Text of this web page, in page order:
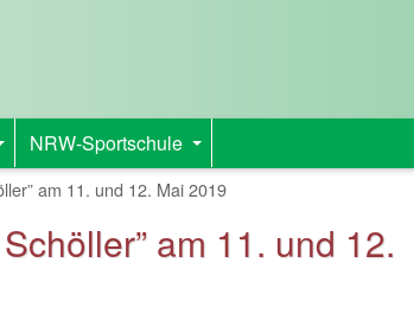
+ +
NRW-Sportschule
am 11. und 12. Mai 2019
am 11. und 12.